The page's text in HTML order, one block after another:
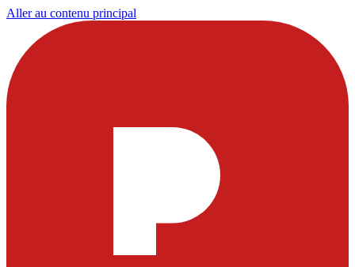
Aller au contenu principal